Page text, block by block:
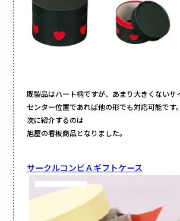
既製品はハート柄ですが、あまり大きくないサ
センター位置であれば他の形でも対応可能です。
次に紹介するのは
旭屋の看板商品となりました。
サークルコンビＡギフトケース